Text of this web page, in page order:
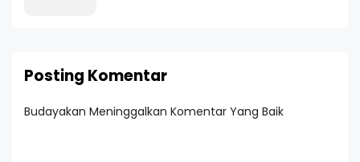
Posting Komentar
Budayakan Meninggalkan Komentar Yang Baik